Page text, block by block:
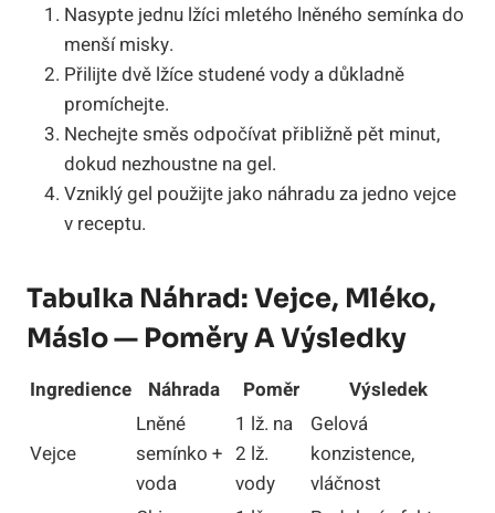
Nasypte jednu lžíci mletého lněného semínka do
menší misky.
Přilijte dvě lžíce studené vody a důkladně
promíchejte.
Nechejte směs odpočívat přibližně pět minut,
dokud nezhoustne na gel.
Vzniklý gel použijte jako náhradu za jedno vejce
v receptu.
Tabulka Náhrad: Vejce, Mléko,
Máslo — Poměry A Výsledky
Ingredience Náhrada Poměr Výsledek
Vejce
Lněné
semínko +
voda
1 lž. na
2 lž.
vody
Gelová
konzistence,
vláčnost